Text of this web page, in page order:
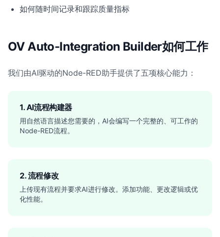
如何随时间记录和跟踪质量指标
OV Auto-Integration Builder如何工作
我们由AI驱动的Node-RED助手提供了五项核心能力：
1. AI流程构建器
用自然语言描述您需要的，AI会编写一个完整的、可工作的
Node-RED流程。
2. 流程修改
上传现有流程并要求AI进行修改。添加功能、更改逻辑或优
化性能。